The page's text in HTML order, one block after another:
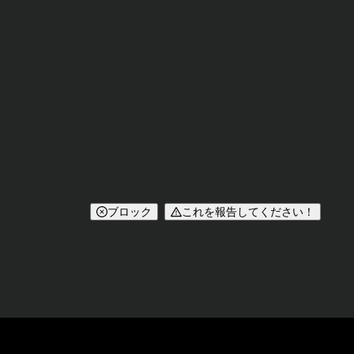
ブロック これを報告してください！